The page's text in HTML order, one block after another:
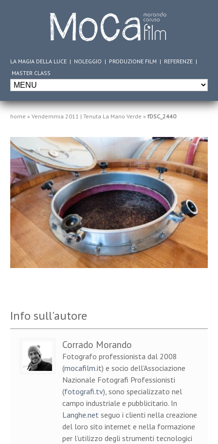
LA MAGIA DELLA LUCE | NOLEGGIO | PRODUZIONE FILM | REFERENZE |
MASTER CLASS
home »Vendemmia 2011 | Tenuta La Mano Verde »fDSC_2440
Info sull'autore
Corrado Morando
Fotografo professionista dal 2008
(mocafilm.it) e socio dell'Associazione
Nazionale Fotografi Professionisti
(fotografi.tv), sono specializzato nel
campo industriale e pubblicitario. In
Langhe.net seguo i clienti nella creazione
del loro sito internet e nella formazione
per l’utilizzo degli strumenti tecnologici